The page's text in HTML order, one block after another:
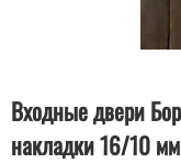
Входные двери
накладки 16/10